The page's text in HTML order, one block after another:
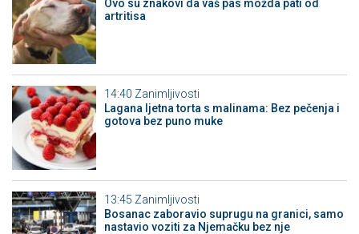
Ovo su znakovi da vaš pas možda pati od
artritisa
14:40 Zanimljivosti
Lagana ljetna torta s malinama: Bez pečenja i
gotova bez puno muke
13:45 Zanimljivosti
Bosanac zaboravio suprugu na granici, samo
nastavio voziti za Njemačku bez nje